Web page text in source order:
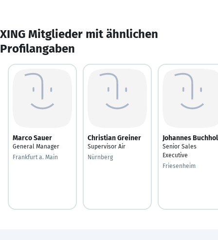
XING Mitglieder mit ähnlichen
Profilangaben
Marco Sauer
General Manager
Frankfurt a. Main
Christian Greiner
Supervisor Air
Nürnberg
Johannes
Senior Sales
Executive
Friesenheim